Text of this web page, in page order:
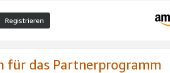
Registrieren
für das Partnerprogramm